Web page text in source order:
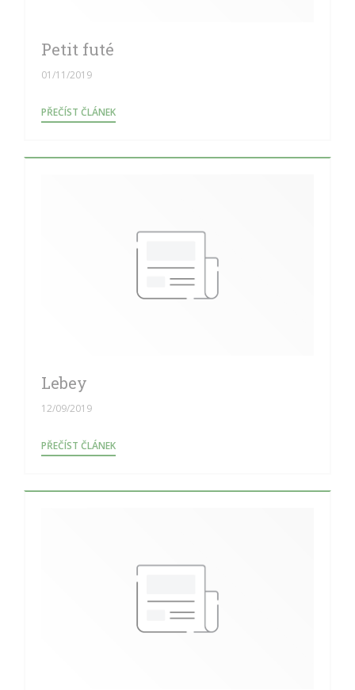
Petit futé
01/11/2019
PŘEČÍST ČLÁNEK((OTEVŘE SE V NOVÉM OKNĚ))
Lebey
12/09/2019
PŘEČÍST ČLÁNEK((OTEVŘE SE V NOVÉM OKNĚ))